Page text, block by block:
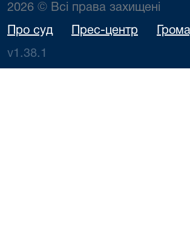
2026 © Всі права захищені
Про суд Прес-центр
v1.38.1